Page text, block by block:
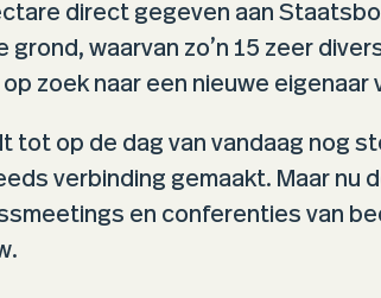
direct gegeven aan
grond, waarvan zo’n 15 zeer
op zoek naar een nieuwe eigenaar
tot op de dag van vandaag nog
verbinding gemaakt. Maar nu
en conferenties van